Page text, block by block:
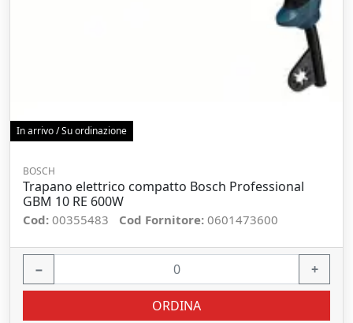
In arrivo / Su ordinazione
BOSCH
Trapano elettrico compatto Bosch Professional
GBM 10 RE 600W
Cod: 00355483 Cod Fornitore: 0601473600
− +
ORDINA